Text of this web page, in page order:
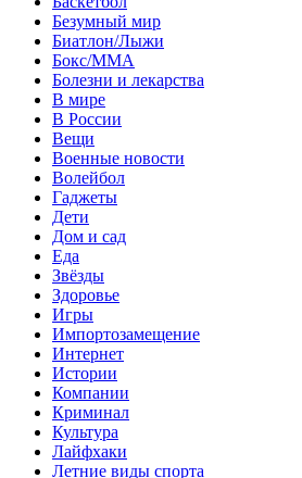
Безумный мир
Биатлон/Лыжи
Бокс/MMA
Болезни и лекарства
В мире
В России
Вещи
Военные новости
Волейбол
Гаджеты
Дети
Дом и сад
Еда
Звёзды
Здоровье
Игры
Импортозамещение
Интернет
Истории
Компании
Криминал
Культура
Лайфхаки
Летние виды спорта